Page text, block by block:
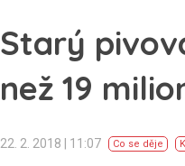
Starý
než 19
22. 2. 2018 | 11:07 Co se děje